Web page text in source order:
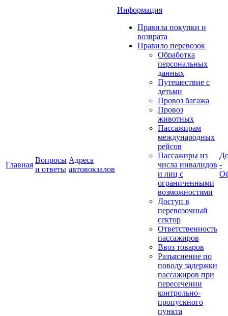
Главная
Вопросы
и ответы
Адреса
автовокзалов
Информация
Правила покупки и
возврата
Правило перевозок
Обработка
персональных
данных
Путешествие с
детьми
Провоз багажа
Провоз
животных
Пассажирам
международных
рейсов
Пассажиры из
числа инвалидов
и лиц с
ограниченными
возможностями
Доступ в
перевозочный
сектор
Ответственность
пассажиров
Ввоз товаров
Разъяснение по
поводу задержки
пассажиров при
пересечении
контрольно-
пропускного
пункта
-